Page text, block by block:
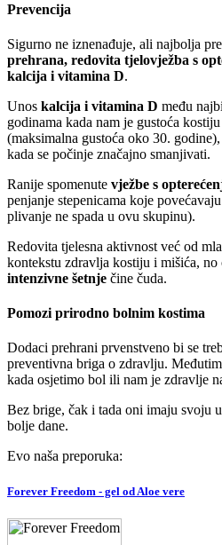
Prevencija
Sigurno ne iznenađuje, ali najbolja
prehrana, redovita tjelovježba s
kalcija i vitamina D.
Unos kalcija i vitamina D među
godinama kada nam je gustoća
(maksimalna gustoća oko 30.
kada se počinje značajno smanjivati.
Ranije spomenute vježbe s
penjanje stepenicama koje
plivanje ne spada u ovu skupinu).
Redovita tjelesna aktivnost već od
kontekstu zdravlja kostiju i mišića, no
intenzivne šetnje čine čuda.
Pomozi prirodno bolnim kostima
Dodaci prehrani prvenstveno bi se
preventivna briga o zdravlju.
kada osjetimo bol ili nam je zdravlje
Bez brige, čak i tada oni imaju svoju
bolje dane.
Evo naša preporuka:
Forever Freedom - gel od Aloe vere